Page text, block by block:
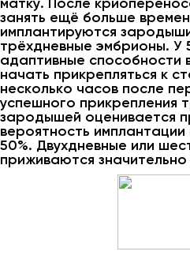
занять ещё больше
имплантируются
трёхдневные эмбрионы. У
адаптивные способности
начать прикрепляться к
несколько часов после
успешного прикрепления
зародышей оценивается
вероятность
50%. Двухдневные или
приживаются значительно